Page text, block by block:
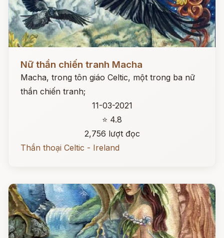
Nữ thần chiến tranh Macha
Macha, trong tôn giáo Celtic, một trong ba nữ
thần chiến tranh;
11-03-2021
⭐ 4.8
2,756 lượt đọc
Thần thoại Celtic - Ireland